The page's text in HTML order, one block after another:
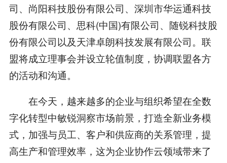
司、尚阳科技股份有限公司、深圳市华运通科技
股份有限公司、思科(中国)有限公司、随锐科技股
份有限公司以及天津卓朗科技发展有限公司。联
盟将成立理事会并设立轮值制度，协调联盟各方
的活动和沟通。
在今天，越来越多的企业与组织希望在全数
字化转型中敏锐洞察市场前景，打造全新业务模
式，加强与员工、客户和供应商的关系管理，提
高生产和管理效率，这为企业协作云领域带来了